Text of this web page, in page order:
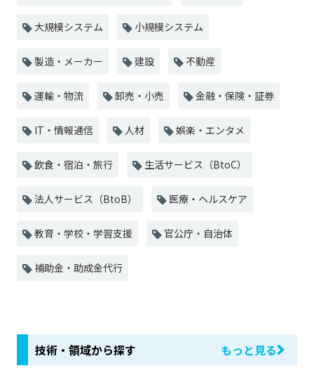
大規模システム 小規模システム
製造・メーカー 建設 不動産
運輸・物流 卸売・小売 金融・保険・証券
IT・情報通信 人材 娯楽・エンタメ
飲食・宿泊・旅行 生活サービス（BtoC）
法人サービス（BtoB） 医療・ヘルスケア
教育・学校・学習支援 官公庁・自治体
補助金・助成金代行
技術・領域から探す もっと見る